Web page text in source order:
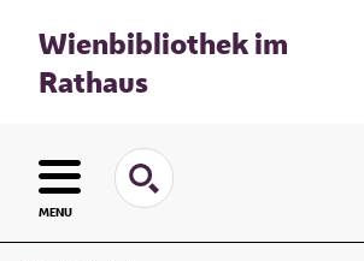
Wienbibliothek im
Rathaus
MENU